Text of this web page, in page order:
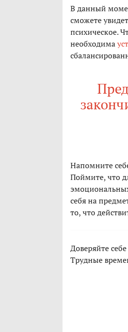
В данный
сможете
психическое.
необходима
Напомните
Поймите, что
себя на
то, что
Доверяйте
Трудные